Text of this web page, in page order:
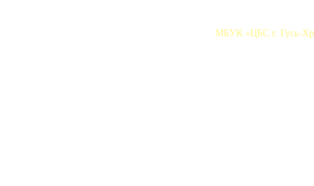
МБУК «ЦБС г. Гусь-